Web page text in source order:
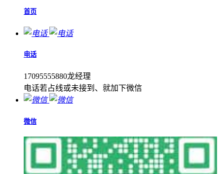
首页
电话
17095555880龙经理
电话若占线或未接到、就加下微信
微信